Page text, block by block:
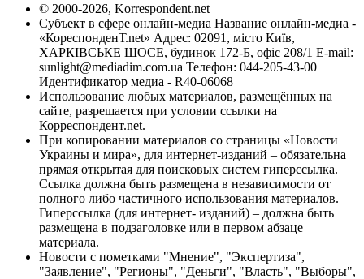
© 2000-2026, Korrespondent.net
Субъект в сфере онлайн-медиа Название онлайн-медиа -
«КореспонденТ.net» Адрес: 02091, місто Київ,
ХАРКІВСЬКЕ ШОСЕ, будинок 172-Б, офіс 208/1 E-mail:
sunlight@mediadim.com.ua Телефон: 044-205-43-00
Идентификатор медиа - R40-06068
Использование любых материалов, размещённых на
сайте, разрешается при условии ссылки на
Корреспондент.net.
При копировании материалов со страницы «Новости
Украины и мира», для интернет-изданий – обязательна
прямая открытая для поисковых систем гиперссылка.
Ссылка должна быть размещена в независимости от
полного либо частичного использования материалов.
Гиперссылка (для интернет- изданий) – должна быть
размещена в подзаголовке или в первом абзаце
материала.
Новости с пометками "Мнение", "Экспертиза",
"Заявление", "Регионы", "Деньги", "Власть", "Выборы",